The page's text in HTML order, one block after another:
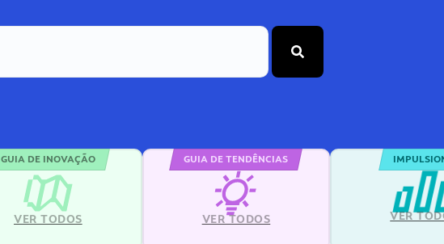
GUIA DE INOVAÇÃO
VER TODOS
GUIA DE TENDÊNCIAS
VER TODOS VER